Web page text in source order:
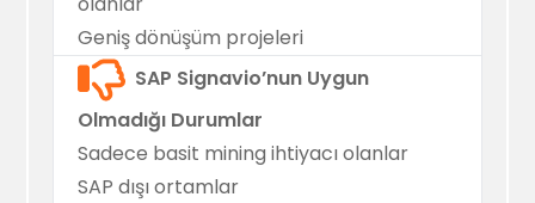
Geniş dönüşüm projeleri
SAP Signavio’nun Uygun
Olmadığı Durumlar
Sadece basit mining ihtiyacı olanlar
SAP dışı ortamlar